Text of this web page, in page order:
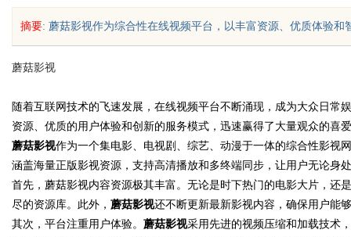
sc
uz
摘要: 蘑菇影视作为综合性在线视频平台，以丰富资源、优质体验
蘑菇影视
随着互联网技术的飞速发展，在线视频平台不断涌现，成为大众日常
资源、优质的用户体验和创新的服务模式，迅速赢得了大量观众的喜
蘑菇影视作为一个集电影、电视剧、综艺、动漫于一体的综合性影视
涵盖海量正版影视资源，支持高清播放和多终端同步，让用户无论身
首先， 蘑菇影视内容资源极其丰富。无论是时下热门的电影大片，还
尽的资源库。此外， 蘑菇影视还不断更新最新影视内容，确保用户能
其次，平台注重用户体验。 蘑菇影视采用先进的视频压缩和加载技术
让成功再付款